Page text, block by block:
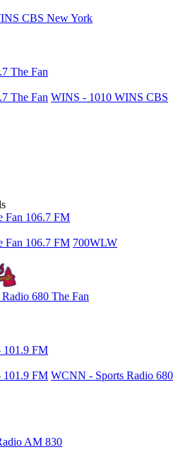
CBS New York
The Fan
The Fan WINS - 1010 WINS CBS
Fan 106.7 FM
Fan 106.7 FM 700WLW
680 The Fan
FM
FM WCNN - Sports Radio 680
AM 830